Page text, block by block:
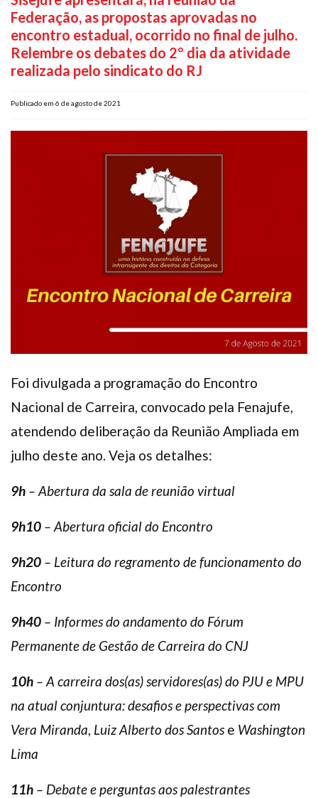
Federação, as propostas aprovadas no
encontro estadual, ocorrido no final de julho.
Relembre os debates do 2º dia da atividade
realizada pelo sindicato do RJ
Publicado em 6 de agosto de 2021
Foi divulgada a programação do Encontro
Nacional de Carreira, convocado pela Fenajufe,
atendendo deliberação da Reunião Ampliada em
julho deste ano. Veja os detalhes:
9h – Abertura da sala de reunião virtual
9h10 – Abertura oficial do Encontro
9h20 – Leitura do regramento de funcionamento do
Encontro
9h40 – Informes do andamento do Fórum
Permanente de Gestão de Carreira do CNJ
10h – A carreira dos(as) servidores(as) do PJU e MPU
na atual conjuntura: desafios e perspectivas com
Vera Miranda, Luiz Alberto dos Santos e Washington
Lima
11h – Debate e perguntas aos palestrantes
Plano de Saúde
Assistência Funeral
Pós-graduação
FacebookInstagram